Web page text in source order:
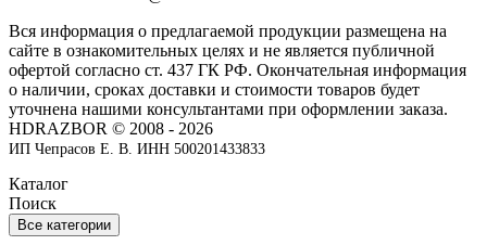
Вся информация о предлагаемой продукции размещена на
сайте в ознакомительных целях и не является публичной
офертой согласно ст. 437 ГК РФ. Окончательная информация
о наличии, сроках доставки и стоимости товаров будет
уточнена нашими консультантами при оформлении заказа.
HDRAZBOR © 2008 - 2026
ИП Чепрасов Е. В. ИНН 500201433833
Каталог
Поиск
Все категории